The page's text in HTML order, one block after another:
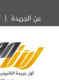
عن الجريدة